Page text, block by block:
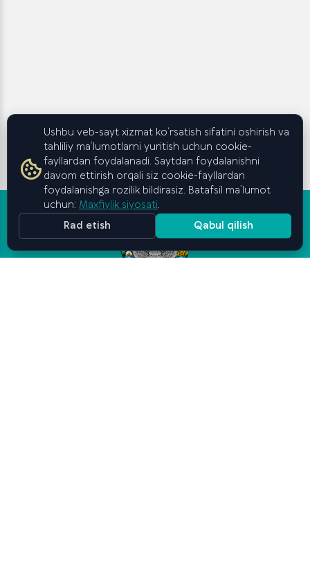
Ushbu veb-sayt xizmat ko‘rsatish sifatini oshirish va
tahliliy ma’lumotlarni yuritish uchun cookie-
fayllardan foydalanadi. Saytdan foydalanishni
davom ettirish orqali siz cookie-fayllardan
foydalanishga rozilik bildirasiz. Batafsil ma’lumot
uchun: Maxfiylik siyosati.
Rad etish
Qabul qilish